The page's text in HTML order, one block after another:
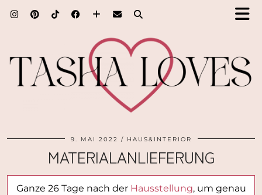
9. MAI 2022 HAUS&INTERIOR
MATERIALANLIEFERUNG
Ganze 26 Tage nach der Hausstellung, um genau